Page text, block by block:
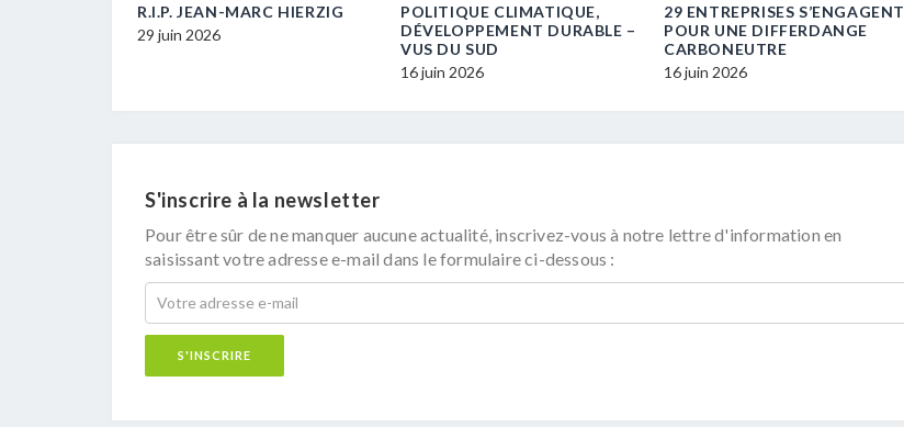
R.I.P. JEAN-MARC HIERZIG
29 juin 2026
POLITIQUE CLIMATIQUE,
DÉVELOPPEMENT DURABLE –
VUS DU SUD
16 juin 2026
29 ENTREPRISES S’ENGAGENT
POUR UNE DIFFERDANGE
CARBONEUTRE
16 juin 2026
S'inscrire à la newsletter
Pour être sûr de ne manquer aucune actualité, inscrivez-vous à notre lettre d'information en
saisissant votre adresse e-mail dans le formulaire ci-dessous :